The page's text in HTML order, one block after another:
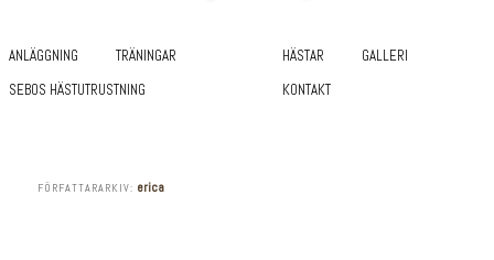
ANLÄGGNING
TRÄNINGAR
SEBOS HÄSTUTRUSTNING
HÄSTAR
GALLERI
KONTAKT
FÖRFATTARARKIV: erica